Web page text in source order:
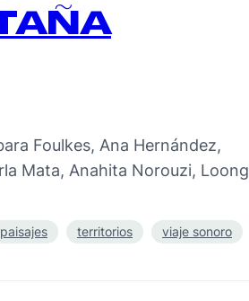
Foulkes, Ana Hernández,
Mata, Anahita Norouzi, Loong
paisajes territorios viaje sonoro